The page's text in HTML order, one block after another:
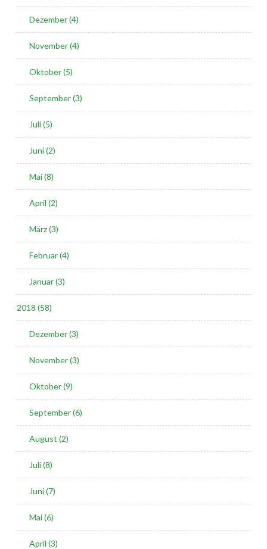
Dezember (4)
November (4)
Oktober (5)
September (3)
Juli (5)
Juni (2)
Mai (8)
April (2)
März (3)
Februar (4)
Januar (3)
2018 (58)
Dezember (3)
November (3)
Oktober (9)
September (6)
August (2)
Juli (8)
Juni (7)
Mai (6)
April (3)